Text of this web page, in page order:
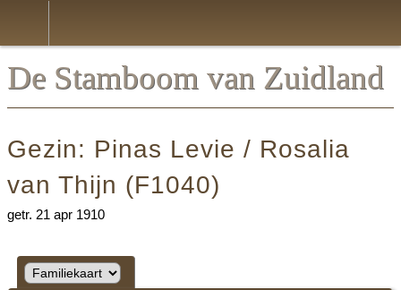
De Stamboom van Zuidland
Gezin: Pinas Levie / Rosalia
van Thijn (F1040)
getr. 21 apr 1910